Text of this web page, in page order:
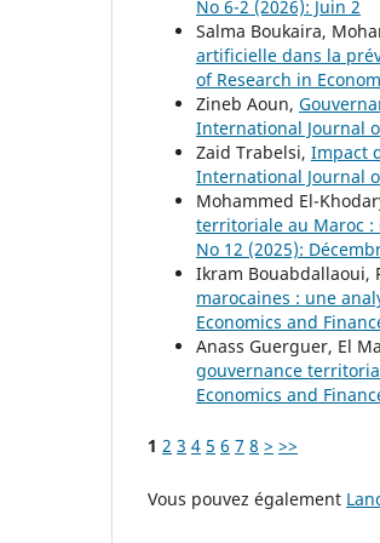
No 6-2 (2026): Juin 2
Salma Boukaira,
artificielle dans la
of Research in
Zineb Aoun,
International Journal
Zaid Trabelsi, Impact
International Journal
Mohammed El-
territoriale au Maroc :
No 12 (2025):
Ikram Bouabdallaoui,
marocaines : une
Economics and
Anass Guerguer, El
gouvernance
Economics and
1 2 3 4 5 6 7 8 > >>
Vous pouvez également